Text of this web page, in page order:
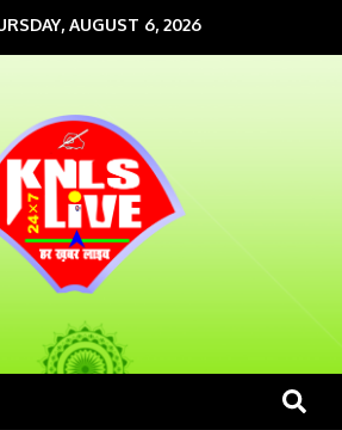
AUGUST 6, 2026
Portal